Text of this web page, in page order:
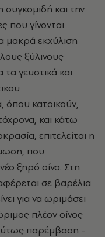
συγκομιδή και την
που γίνονται
μακρά εκχύλιση
ξύλινους
γευστικά και
όπου κατοικούν,
και κάτω
επιτελείται η
που
ξηρό οίνο. Στη
σε βαρέλια
για να ωριμάσει
πλέον οίνος
παρέμβαση -